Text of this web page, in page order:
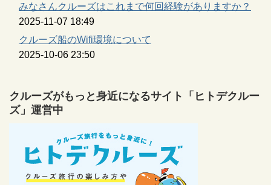
みなさんクルーズはこれまで何回経験がありますか？
2025-11-07 18:49
クルーズ船のWifi環境について
2025-10-06 23:50
クルーズがもっと身近になるサイト「ヒトデクルー
ズ」運営中